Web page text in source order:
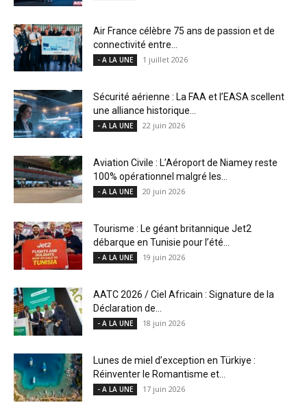
Air France célèbre 75 ans de passion et de
connectivité entre...
- A LA UNE 1 juillet 2026
Sécurité aérienne : La FAA et l’EASA scellent
une alliance historique...
- A LA UNE 22 juin 2026
Aviation Civile : L’Aéroport de Niamey reste
100% opérationnel malgré les...
- A LA UNE 20 juin 2026
Tourisme : Le géant britannique Jet2
débarque en Tunisie pour l’été...
- A LA UNE 19 juin 2026
AATC 2026 / Ciel Africain : Signature de la
Déclaration de...
- A LA UNE 18 juin 2026
Lunes de miel d’exception en Türkiye :
Réinventer le Romantisme et...
- A LA UNE 17 juin 2026